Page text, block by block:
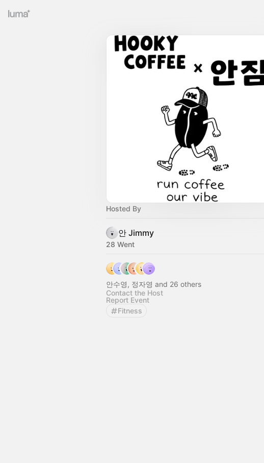
Hosted By
안 Jimmy
28 Went
안수영, 정자영 and 26 others
Contact the Host
Report Event
Fitness